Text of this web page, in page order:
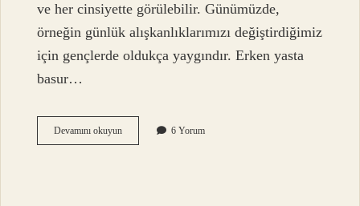
ve her cinsiyette görülebilir. Günümüzde,
örneğin günlük alışkanlıklarımızı değiştirdiğimiz
için gençlerde oldukça yaygındır. Erken yasta
basur…
Devamını okuyunBasur
Kaç
6 Yorum